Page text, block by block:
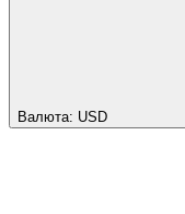
Валюта: USD